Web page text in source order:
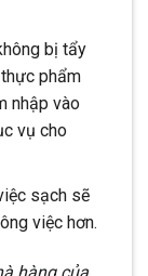
bị tẩy
phẩm
nhập vào
vụ cho
sạch sẽ
việc hơn.
hàng của